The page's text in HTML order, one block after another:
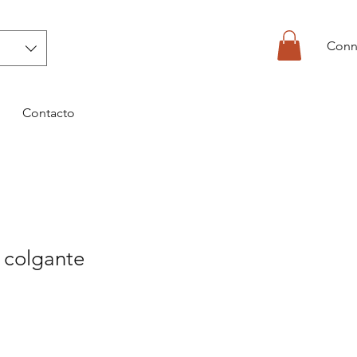
Contacto